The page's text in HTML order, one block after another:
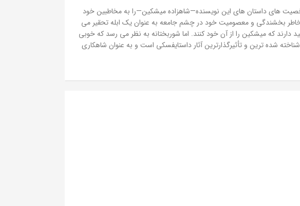
نخستین بار در سال 1869 منتشر شد و یکی از بهترین شخصیت های داستان های این نویسنده—شاهزاده میشکین—را به مخاطبین خود
بخشندگی و معصومیت خود در چشم جامعه به عنوان یک ابله تحقیر می
دارند که میشکین را از آن خود کنند. اما شوربختانه به نظر می رسد که خوبی
شده ترین و تأثیرگذارترین آثار داستایفسکی است و به عنوان شاهکاری